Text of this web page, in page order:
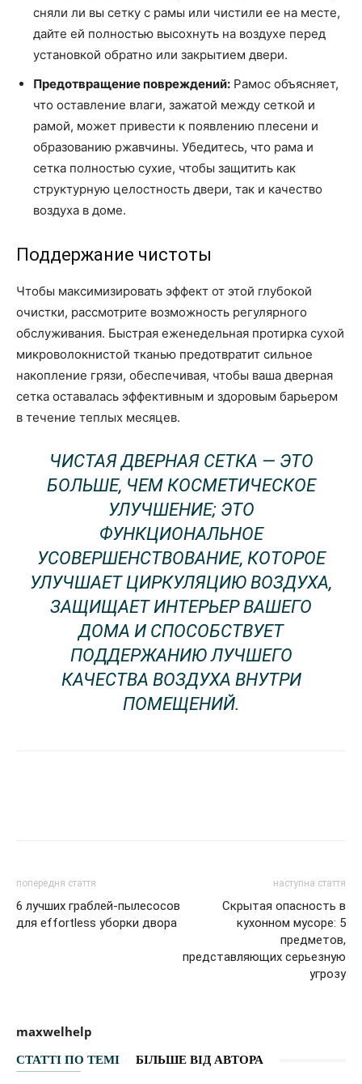
сняли ли вы сетку с рамы или чистили ее на месте,
дайте ей полностью высохнуть на воздухе перед
установкой обратно или закрытием двери.
Предотвращение повреждений: Рамос объясняет,
что оставление влаги, зажатой между сеткой и
рамой, может привести к появлению плесени и
образованию ржавчины. Убедитесь, что рама и
сетка полностью сухие, чтобы защитить как
структурную целостность двери, так и качество
воздуха в доме.
Поддержание чистоты
Чтобы максимизировать эффект от этой глубокой
очистки, рассмотрите возможность регулярного
обслуживания. Быстрая еженедельная протирка сухой
микроволокнистой тканью предотвратит сильное
накопление грязи, обеспечивая, чтобы ваша дверная
сетка оставалась эффективным и здоровым барьером
в течение теплых месяцев.
ЧИСТАЯ ДВЕРНАЯ СЕТКА — ЭТО
БОЛЬШЕ, ЧЕМ КОСМЕТИЧЕСКОЕ
УЛУЧШЕНИЕ; ЭТО
ФУНКЦИОНАЛЬНОЕ
УСОВЕРШЕНСТВОВАНИЕ, КОТОРОЕ
УЛУЧШАЕТ ЦИРКУЛЯЦИЮ ВОЗДУХА,
ЗАЩИЩАЕТ ИНТЕРЬЕР ВАШЕГО
ДОМА И СПОСОБСТВУЕТ
ПОДДЕРЖАНИЮ ЛУЧШЕГО
КАЧЕСТВА ВОЗДУХА ВНУТРИ
ПОМЕЩЕНИЙ.
попередня стаття
6 лучших граблей-пылесосов
для effortless уборки двора
наступна стаття
Скрытая опасность в
кухонном мусоре: 5
предметов,
представляющих серьезную
угрозу
maxwelhelp
СТАТТІ ПО ТЕМІ БІЛЬШЕ ВІД АВТОРА